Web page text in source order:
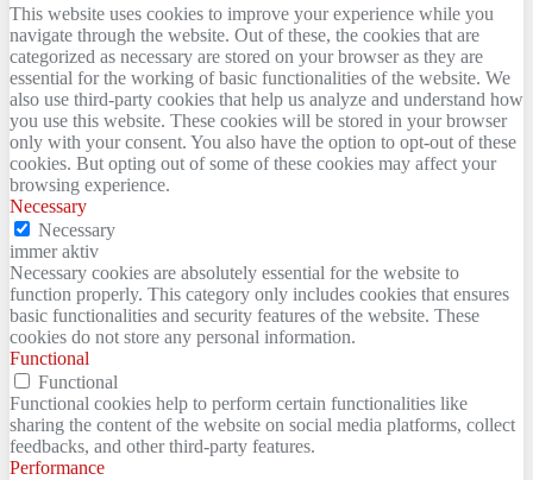
This website uses cookies to improve your experience while you
navigate through the website. Out of these, the cookies that are
categorized as necessary are stored on your browser as they are
essential for the working of basic functionalities of the website. We
also use third-party cookies that help us analyze and understand how
you use this website. These cookies will be stored in your browser
only with your consent. You also have the option to opt-out of these
cookies. But opting out of some of these cookies may affect your
browsing experience.
Necessary
Necessary
immer aktiv
Necessary cookies are absolutely essential for the website to
function properly. This category only includes cookies that ensures
basic functionalities and security features of the website. These
cookies do not store any personal information.
Functional
Functional
Functional cookies help to perform certain functionalities like
sharing the content of the website on social media platforms, collect
feedbacks, and other third-party features.
Performance